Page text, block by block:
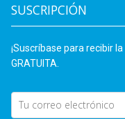
SUSCRIPCIÓN
¡Suscríbase para recibir
GRATUITA.